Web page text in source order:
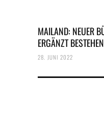
MAILAND: NEUER
ERGÄNZT
28. JUNI 2022